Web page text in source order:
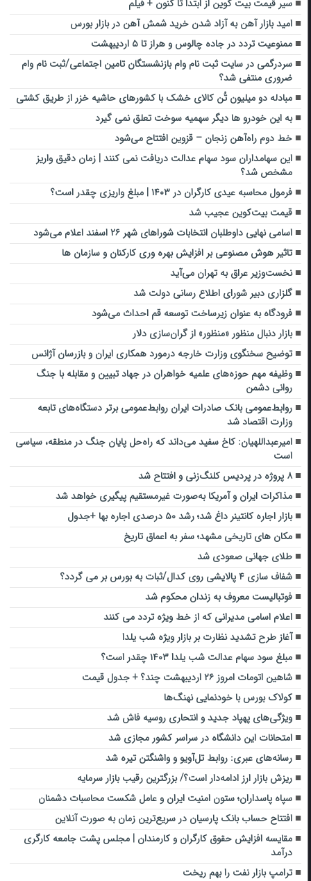
سیر قیمت بیت کوین از ابتدا تا کنون + فیلم
امید بازار آهن به آزاد شدن خرید شمش آهن در بازار بورس
ممنوعیت تردد در جاده چالوس و هراز تا ۵ اردیبهشت
سردرگمی در سایت ثبت نام وام بازنشستگان تامین اجتماعی/ثبت نام وام
ضروری منتفی شد؟
مبادله دو میلیون تُن کالای خشک با کشورهای حاشیه خزر از طریق کشتی
به این خودرو ها دیگر سهمیه سوخت تعلق نمی گیرد
خط دوم راه‌آهن زنجان – قزوین افتتاح می‌شود
این سهامداران سود سهام عدالت دریافت نمی کنند | زمان دقیق واریز
مشخص شد؟
فرمول محاسبه عیدی کارگران در ۱۴۰۳ | مبلغ واریزی چقدر است؟
قیمت بیت‌کوین عجیب شد
اسامی نهایی داوطلبان انتخابات شوراهای شهر ۲۶ اسفند اعلام می‌شود
تاثیر هوش مصنوعی بر افزایش بهره وری کارکنان و سازمان ها
نخست‌وزیر عراق به تهران می‌آید
گلزاری دبیر شورای اطلاع رسانی دولت شد
فرودگاه به عنوان زیرساخت توسعه قم احداث می‌شود
بازار دنبال منظور «منظور» از گران‌سازی دلار
توضیح سخنگوی وزارت خارجه درمورد همکاری ایران و بازرسان آژانس
وظیفه مهم حوزه‌های علمیه خواهران در جهاد تبیین و مقابله با جنگ
روانی دشمن
روابط‌عمومی بانک صادرات ایران روابط‌عمومی برتر دستگاه‌های تابعه
وزارت اقتصاد شد
امیرعبداللهیان: کاخ سفید می‌داند که راه‌حل پایان جنگ در منطقه، سیاسی
است
۸ پروژه در پردیس کلنگ‌زنی و افتتاح شد
مذاکرات ایران و آمریکا به‌صورت غیرمستقیم پیگیری خواهد شد
بازار اجاره کانتینر داغ شد؛ رشد ۵۰ درصدی اجاره بها +جدول
مکان های تاریخی مشهد؛ سفر به اعماق تاریخ
طلای جهانی صعودی شد
شفاف سازی ۴ پالایشی‌ روی کدال/ثبات به بورس بر می گردد؟
فوتبالیست معروف به زندان محکوم شد
اعلام اسامی مدیرانی که از خط ویژه تردد می کنند
آغاز طرح تشدید نظارت بر بازار ویژه شب یلدا
مبلغ سود سهام عدالت شب یلدا ۱۴۰۳ چقدر است؟
شاهین اتومات امروز ۲۶ اردیبهشت چند؟ + جدول قیمت
کولاک بورس با خودنمایی نهنگ‌ها
ویژگی‌های پهپاد جدید و انتحاری روسیه فاش شد
امتحانات این دانشگاه‌ در سراسر کشور مجازی شد
رسانه‌های عبری: روابط تل‌آویو و واشنگتن تیره شد
ریزش بازار ارز ادامه‌دار است؟/ بزرگترین رقیب بازار سرمایه
سپاه پاسداران؛ ستون امنیت ایران و عامل شکست محاسبات دشمنان
افتتاح حساب بانک پارسیان در سریع‌ترین زمان به صورت آنلاین
مقایسه افزایش حقوق کارگران و کارمندان | مجلس پشت جامعه کارگری
درآمد
ترامپ بازار نفت را بهم ریخت